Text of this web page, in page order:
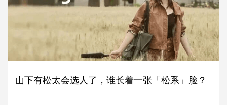
山下有松太会选人了，谁长着一张「松系」脸？